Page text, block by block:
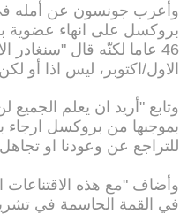
وأعرب جونسون عن أمله
بروكسل على انهاء عضوية
الاول/اكتوبر، ليس اذا أو
وتابع "أريد ان يعلم
بموجبها من بروكسل
للتراجع عن وعودنا او تجاهل
وأضاف "مع هذه الاقتناعات
في القمة الحاسمة في